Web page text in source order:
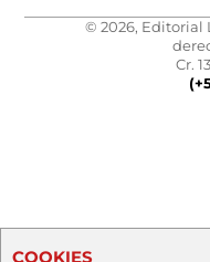
© 2026, Editorial
Cr.
COOKIES